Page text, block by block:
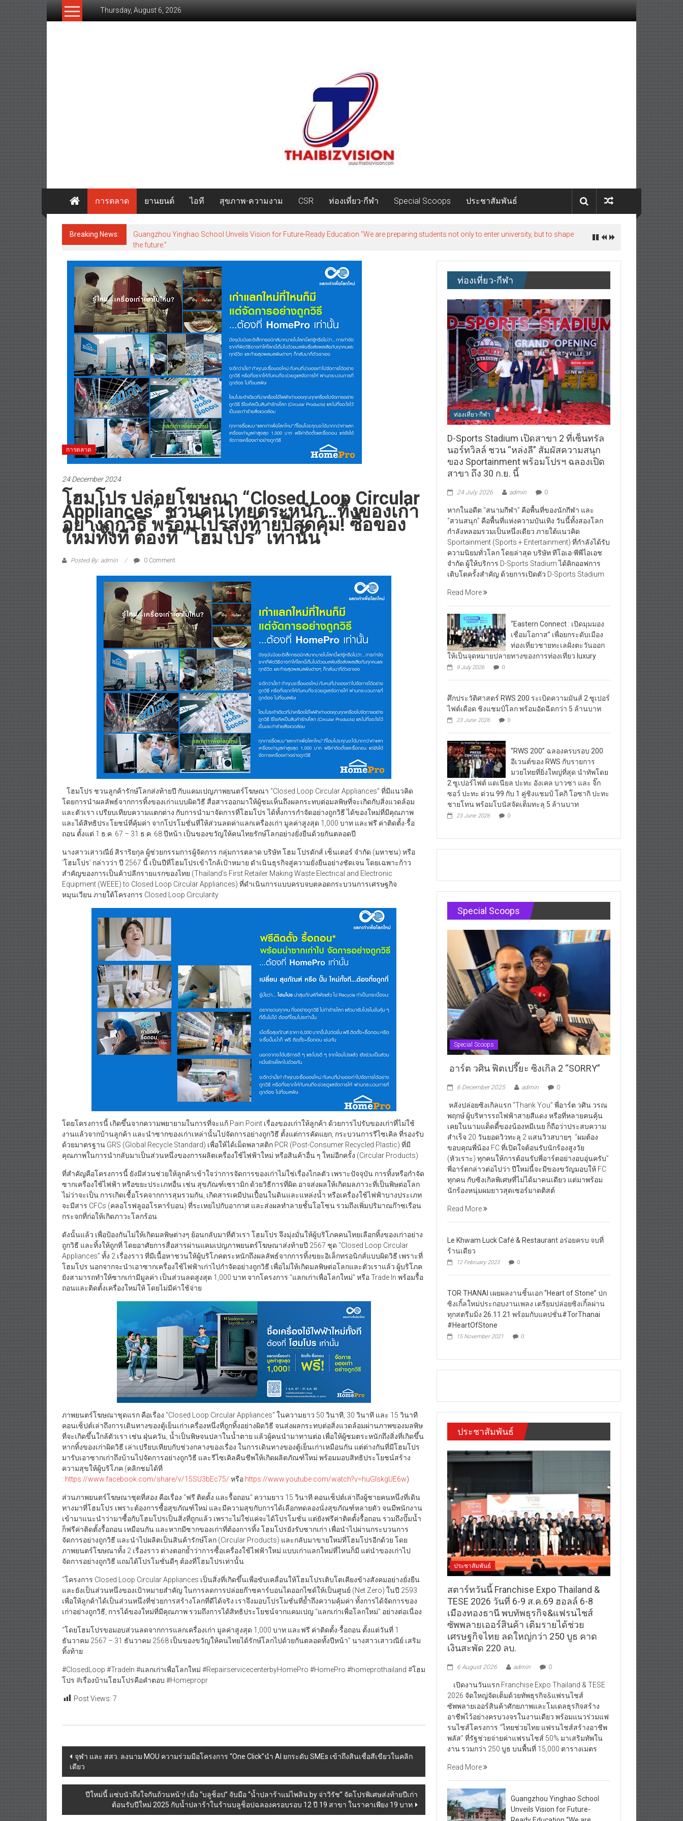
Thursday, August 6, 2026
การตลาด ยานยนต์ ไอที สุขภาพ-ความงาม CSR ท่องเที่ยว-กีฬา Special Scoops ประชาสัมพันธ์
Breaking News:
Guangzhou Yinghao School Unveils Vision for Future-Ready Education “We are preparing students not only to enter university, but to shape
the future.”
การตลาด
24 December 2024
โฮมโปร ปล่อยโฆษณา “Closed Loop Circular
Appliances” ชวนคนไทยตระหนัก…ทิ้งของเก่า
อย่างถูกวิธี พร้อมโปรส่งท้ายปีสุดคุ้ม! ซื้อของ
ใหม่ทั้งที ต้องที่ “โฮมโปร” เท่านั้น
Posted By: admin 0 Comment
โฮมโปร ชวนลูกค้ารักษ์โลกส่งท้ายปี กับแคมเปญภาพยนตร์โฆษณา “Closed Loop Circular Appliances” ที่มีแนวคิด
โดยการนำผลลัพธ์จากการทิ้งของเก่าแบบผิดวิธี สื่อสารออกมาให้ผู้ชมเห็นถึงผลกระทบต่อมลพิษที่จะเกิดกับสิ่งแวดล้อม
และตัวเรา เปรียบเทียบความแตกต่าง กับการนำมาจัดการที่โฮมโปร ได้ทั้งการกำจัดอย่างถูกวิธี ได้ของใหม่ที่มีคุณภาพ
และได้สิทธิประโยชน์ที่คุ้มค่า จากโปรโมชั่นที่ให้ส่วนลดค่าแลกเครื่องเก่า มูลค่าสูงสุด 1,000 บาท และฟรี ค่าติดตั้ง-รื้อ
ถอน ตั้งแต่ 1 ธ.ค. 67 – 31 ธ.ค. 68 ปีหน้า เป็นของขวัญให้คนไทยรักษ์โลกอย่างยั่งยืนด้วยกันตลอดปี
นางสาวเสาวณีย์ สิราริยกุล ผู้ช่วยกรรมการผู้จัดการ กลุ่มการตลาด บริษัท โฮม โปรดักส์ เซ็นเตอร์ จำกัด (มหาชน) หรือ
‘โฮมโปร’ กล่าวว่า ปี 2567 นี้ เป็นปีที่โฮมโปรเข้าใกล้เป้าหมาย ดำเนินธุรกิจสู่ความยั่งยืนอย่างชัดเจน โดยเฉพาะก้าว
สำคัญของการเป็นค้าปลีกรายแรกของไทย (Thailand’s First Retailer Making Waste Electrical and Electronic
Equipment (WEEE) to Closed Loop Circular Appliances) ที่ดำเนินการแบบครบจบตลอดกระบวนการเศรษฐกิจ
หมุนเวียน ภายใต้โครงการ Closed Loop Circularity
โดยโครงการนี้ เกิดขึ้นจากความพยายามในการที่จะแก้ Pain Point เรื่องของเก่าให้ลูกค้า ด้วยการไปรับของเก่าที่ไม่ใช้
งานแล้วจากบ้านลูกค้า และนำซากของเก่าเหล่านั้นไปจัดการอย่างถูกวิธี ตั้งแต่การคัดแยก, กระบวนการรีไซเคิล ที่รองรับ
ด้วยมาตรฐาน GRS (Global Recycle Standard) เพื่อให้ได้เม็ดพลาสติก PCR (Post-Consumer Recycled Plastic) ที่มี
คุณภาพในการนำกลับมาเป็นส่วนหนึ่งของการผลิตเครื่องใช้ไฟฟ้าใหม่ หรือสินค้าอื่น ๆ ใหม่อีกครั้ง (Circular Products)
ที่สำคัญคือโครงการนี้ ยังมีส่วนช่วยให้ลูกค้าเข้าใจว่าการจัดการของเก่าไม่ใช่เรื่องไกลตัว เพราะปัจจุบัน การทิ้งหรือกำจัด
ซากเครื่องใช้ไฟฟ้า หรือขยะประเภทอื่น เช่น สุขภัณฑ์เซรามิก ด้วยวิธีการที่ผิด อาจส่งผลให้เกิดมลภาวะที่เป็นพิษต่อโลก
ไม่ว่าจะเป็น การเกิดเชื้อโรคจากการสุมรวมกัน, เกิดสารเคมีปนเปื้อนในดินและแหล่งน้ำ หรือเครื่องใช้ไฟฟ้าบางประเภท
จะมีสาร CFCs (คลอโรฟลูออโรคาร์บอน) ที่ระเหยไปกับอากาศ และส่งผลทำลายชั้นโอโซน รวมถึงเพิ่มปริมาณก๊าซเรือน
กระจกที่ก่อให้เกิดภาวะโลกร้อน
ดังนั้นแล้ว เพื่อป้องกันไม่ให้เกิดมลพิษต่างๆ ย้อนกลับมาที่ตัวเรา โฮมโปร จึงมุ่งมั่นให้ผู้บริโภคคนไทยเลือกทิ้งของเก่าอย่าง
ถูกวิธี และทิ้งให้ถูกที่ โดยอาศัยการสื่อสารผ่านแคมเปญภาพยนตร์โฆษณาส่งท้ายปี 2567 ชุด “Closed Loop Circular
Appliances” ทั้ง 2 เรื่องราว ที่มีเนื้อหาชวนให้ผู้บริโภคตระหนักถึงผลลัพธ์จากการทิ้งขยะอิเล็กทรอนิกส์แบบผิดวิธี เพราะที่
โฮมโปร นอกจากจะนำเอาซากเครื่องใช้ไฟฟ้าเก่าไปกำจัดอย่างถูกวิธี เพื่อไม่ให้เกิดมลพิษต่อโลกและตัวเราแล้ว ผู้บริโภค
ยังสามารถทำให้ซากเก่ามีมูลค่า เป็นส่วนลดสูงสุด 1,000 บาท จากโครงการ “แลกเก่าเพื่อโลกใหม่” หรือ Trade In พร้อมรื้อ
ถอนและติดตั้งเครื่องใหม่ให้ โดยไม่มีค่าใช้จ่าย
ภาพยนตร์โฆษณาชุดแรก คือเรื่อง “Closed Loop Circular Appliances” ในความยาว 50 วินาที, 30 วินาที และ 15 วินาที
คอนเซ็ปต์เล่าถึงการเดินทางของตู้เย็นเก่าเครื่องหนึ่งที่ถูกทิ้งอย่างผิดวิธี จนส่งผลกระทบต่อสิ่งแวดล้อมผ่านภาพของมลพิษ
ที่จะเกิดขึ้นใกล้ตัวเรา เช่น ฝุ่นควัน, น้ำเป็นพิษจนปลาในน้ำตาย แล้วผู้คนนำมาทานต่อ เพื่อให้ผู้ชมตระหนักถึงสิ่งที่เกิดขึ้น
หากทิ้งของเก่าผิดวิธี เล่าเปรียบเทียบกับช่วงกลางของเรื่อง ในการเดินทางของตู้เย็นเก่าเหมือนกัน แต่ต่างกันที่มีโฮมโปร
มารับเอาซากเก่าถึงบ้านไปจัดการอย่างถูกวิธี และรีไซเคิลคืนชีพให้เกิดผลิตภัณฑ์ใหม่ พร้อมมอบสิทธิประโยชน์สร้าง
ความสุขให้ผู้บริโภค (คลิกชมได้ที่
: https://www.facebook.com/share/v/15SU3bEc75/ หรือ https://www.youtube.com/watch?v=huGlskgUE6w)
ส่วนภาพยนตร์โฆษณาชุดที่สอง คือเรื่อง “ฟรี ติดตั้ง และรื้อถอน” ความยาว 15 วินาที คอนเซ็ปต์เล่าถึงผู้ชายคนหนึ่งที่เดิน
ทางมาที่โฮมโปร เพราะต้องการซื้อสุขภัณฑ์ใหม่ และมีความสุขกับการได้เลือกทดลองนั่งสุขภัณฑ์หลายตัว จนมีพนักงาน
เข้ามาแนะนำว่ามาซื้อกับโฮมโปรเป็นสิ่งที่ถูกแล้ว เพราะไม่ใช่แค่จะได้โปรโมชั่น แต่ยังฟรีค่าติดตั้งรื้อถอน รวมถึงปั๊มน้ำ
ก็ฟรีค่าติดตั้งรื้อถอน เหมือนกัน และหากมีซากของเก่าที่ต้องการทิ้ง โฮมโปรยังรับซากเก่า เพื่อนำไปผ่านกระบวนการ
จัดการอย่างถูกวิธี และนำไปผลิตเป็นสินค้ารักษ์โลก (Circular Products) และกลับมาขายใหม่ที่โฮมโปรอีกด้วย โดย
ภาพยนตร์โฆษณาทั้ง 2 เรื่องราว ต่างตอกย้ำว่าการซื้อเครื่องใช้ไฟฟ้าใหม่ แบบเก่าแลกใหม่ที่ไหนก็มี แต่นำของเก่าไป
จัดการอย่างถูกวิธี แถมได้โปรโมชั่นดีๆ ต้องที่โฮมโปรเท่านั้น
“โครงการ Closed Loop Circular Appliances เป็นสิ่งที่เกิดขึ้นเพื่อขับเคลื่อนให้โฮมโปรเติบโตเคียงข้างสังคมอย่างยั่งยืน
และยังเป็นส่วนหนึ่งของเป้าหมายสำคัญ ในการลดการปล่อยก๊าซคาร์บอนไดออกไซด์ให้เป็นศูนย์ (Net Zero) ในปี 2593
เพื่อให้ลูกค้าได้เป็นส่วนหนึ่งที่ช่วยการสร้างโลกที่ดีได้จริง เราจึงมอบโปรโมชั่นที่ย้ำถึงความคุ้มค่า ทั้งการได้จัดการของ
เก่าอย่างถูกวิธี, การได้ของใหม่ที่มีคุณภาพ รวมถึงการได้สิทธิประโยชน์จากแคมเปญ “แลกเก่าเพื่อโลกใหม่” อย่างต่อเนื่อง
“โดยโฮมโปรขอมอบส่วนลดจากการแลกเครื่องเก่า มูลค่าสูงสุด 1,000 บาท และฟรี ค่าติดตั้ง-รื้อถอน ตั้งแต่วันที่ 1
ธันวาคม 2567 – 31 ธันวาคม 2568 เป็นของขวัญให้คนไทยได้รักษ์โลกไปด้วยกันตลอดทั้งปีหน้า” นางสาวเสาวณีย์ เสริม
ทิ้งท้าย
#ClosedLoop #TradeIn #แลกเก่าเพื่อโลกใหม่ #RepairservicecenterbyHomePro #HomePro #homeprothailand #โฮม
โปร #เรื่องบ้านโฮมโปรคือคำตอบ #Homepropr
Post Views: 7
Post
navigation
จุฬา และ สสว. ลงนาม MOU ความร่วมมือโครงการ “One Click”นำ AI ยกระดับ SMEs เข้าถึงสินเชื่อสีเขียวในคลิก
เดียว
ปีใหม่นี้ แซ่บนัวถึงใจกันถ้วนหน้า! เมื่อ “บลูช็อป” จับมือ “น้ำปลาร้าแม่ไพลิน by จ่าวิรัช” จัดโปรพิเศษส่งท้ายปีเก่า
ต้อนรับปีใหม่ 2025 กับน้ำปลาร้าในร้านบลูช็อปฉลองครอบรอบ 12 ปี 19 สาขา ในราคาเพียง 19 บาท
ท่องเที่ยว-กีฬา
ท่องเที่ยว-กีฬา
D-Sports Stadium เปิดสาขา 2 ที่เซ็นทรัล
นอร์ทวิลล์ ชวน “หล่งลี” สัมผัสความสนุก
ของ Sportainment พร้อมโปรฯ ฉลองเปิด
สาขา ถึง 30 ก.ย. นี้
24 July 2026 admin 0
หากในอดีต “สนามกีฬา” คือพื้นที่ของนักกีฬา และ
“สวนสนุก” คือพื้นที่แห่งความบันเทิง วันนี้ทั้งสองโลก
กำลังหลอมรวมเป็นหนึ่งเดียว ภายใต้แนวคิด
Sportainment (Sports + Entertainment) ที่กำลังได้รับ
ความนิยมทั่วโลก โดยล่าสุด บริษัท ทีโอเอ-พีพีไอเอช
จำกัด ผู้ให้บริการ D-Sports Stadium ได้คิกออฟการ
เติบโตครั้งสำคัญ ด้วยการเปิดตัว D-Sports Stadium
Read More
“Eastern Connect : เปิดมุมมอง
เชื่อมโอกาส” เพื่อยกระดับเมือง
ท่องเที่ยวชายทะเลฝั่งตะวันออก
ให้เป็นจุดหมายปลายทางของการท่องเที่ยว luxury
9 July 2026 0
ศึกประวัติศาสตร์ RWS 200 ระเบิดความมันส์ 2 ซูเปอร์
ไฟต์เดือด ชิงแชมป์โลก พร้อมอัดฉีดกว่า 5 ล้านบาท
23 June 2026 0
“RWS 200” ฉลองครบรอบ 200
อีเวนต์ของ RWS กับรายการ
มวยไทยที่ยิ่งใหญ่ที่สุด นำทัพโดย
2 ซูเปอร์ไฟต์ แดเนียล ปะทะ อังเคล บาวซา และ จิ๊ก
ซอว์ ปะทะ ด่วน 99 กับ 1 คู่ชิงแชมป์ โคกิ โอซากิ ปะทะ
ชายโทน พร้อมโบนัสจัดเต็มทะลุ 5 ล้านบาท
23 June 2026 0
Special Scoops
Special Scoops
อาร์ต วศิน ฟิตเปรี๊ยะ ซิงเกิล 2 “SORRY”
6 December 2025 admin 0
หลังปล่อยซิงเกิลแรก “Thank You” พี่อาร์ต วศิน วรณ
พฤกษ์ ผู้บริหารรถไฟฟ้าสายสีแดง หรือที่หลายคนคุ้น
เคยในนามแด็ดดี้ของน้องหมีเนย ก็ถือว่าประสบความ
สำเร็จ 20 วันยอดวิวทะลุ 2 แสนวิวสบายๆ “ผมต้อง
ขอบคุณพี่น้อง FC ที่เปิดใจต้อนรับนักร้องสูงวัย
(หัวเราะ) ทุกคนให้การต้อนรับพี่อาร์ตอย่างอบอุ่นครับ”
พี่อาร์ตกล่าวต่อไปว่า ปีใหม่นี้จะมีของขวัญมอบให้ FC
ทุกคน กับซิงเกิลพิเศษที่ไม่ได้มาคนเดียว แต่มาพร้อม
นักร้องหนุ่มผมยาวสุดเซอร์มาดติสต์
Read More
Le Khwam Luck Café & Restaurant อร่อยครบ จบที่
ร้านเดียว
12 February 2023 0
TOR THANAI เผยผลงานชิ้นเอก “Heart of Stone” ปก
ซิงเกิ้ลใหม่ประกอบงานเพลง เตรียมปล่อยซิงเกิ้ลผ่าน
ทุกสตรีมมิ่ง 26.11.21 พร้อมกับแคปชั่น#TorThanai
#HeartOfStone
15 November 2021 0
ประชาสัมพันธ์
ประชาสัมพันธ์
สตาร์ทวันนี้ Franchise Expo Thailand &
TESE 2026 วันที่ 6-9 ส.ค.69 ฮอลล์ 6-8
เมืองทองธานี พบทัพธุรกิจ&แฟรนไชส์
ซัพพลายเออร์สินค้า เติมรายได้ช่วย
เศรษฐกิจไทย ลดใหญ่กว่า 250 บูธ คาด
เงินสะพัด 220 ลบ.
6 August 2026 admin 0
เปิดงานวันแรก Franchise Expo Thailand & TESE
2026 จัดใหญ่จัดเต็มด้วยทัพธุรกิจ&แฟรนไชส์
ซัพพลายเออร์สินค้าศักยภาพและโมเดลธุรกิจสร้าง
อาชีพไว้อย่างครบวงจรในงานเดียว พร้อมแนวร่วมแฟ
รนไชส์โครงการ “ไทยช่วยไทย แฟรนไชส์สร้างอาชีพ
พลัส” ที่รัฐช่วยจ่ายค่าแฟรนไชส์ 50% มาเสริมทัพใน
งาน รวมกว่า 250 บูธ บนพื้นที่ 15,000 ตารางเมตร
Read More
Guangzhou Yinghao School
Unveils Vision for Future-